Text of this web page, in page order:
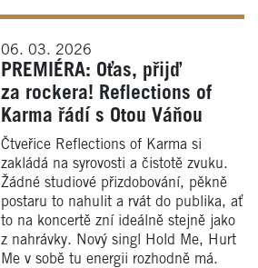
06. 03. 2026
PREMIÉRA: Oťas, přijď
za rockera! Reflections of
Karma řádí s Otou Váňou
Čtveřice Reflections of Karma si
zakládá na syrovosti a čistotě zvuku.
Žádné studiové přizdobování, pěkně
postaru to nahulit a rvát do publika, ať
to na koncertě zní ideálně stejně jako
z nahrávky. Nový singl Hold Me, Hurt
Me v sobě tu energii rozhodně má.